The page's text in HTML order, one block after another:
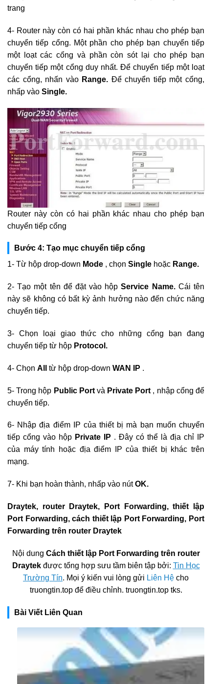
trang
4- Router này còn có hai phần khác nhau cho phép bạn
chuyển tiếp cổng. Một phần cho phép bạn chuyển tiếp
một loạt các cổng và phần còn sót lại cho phép bạn
chuyển tiếp một cổng duy nhất. Để chuyển tiếp một loạt
các cổng, nhấn vào Range. Để chuyển tiếp một cổng,
nhấp vào Single.
Router này còn có hai phần khác nhau cho phép bạn
chuyển tiếp cổng
Bước 4: Tạo mục chuyển tiếp cổng
1- Từ hộp drop-down Mode , chọn Single hoặc Range.
2- Tạo một tên để đặt vào hộpService Name. Cái tên
này sẽ không có bất kỳ ảnh hưởng nào đến chức năng
chuyển tiếp.
3- Chọn loại giao thức cho những cổng bạn đang
chuyển tiếp từ hộp Protocol.
4- Chọn All từ hộp drop-down WAN IP .
5- Trong hộp Public Port và Private Port , nhập cổng để
chuyển tiếp.
6- Nhập địa điểm IP của thiết bị mà bạn muốn chuyển
tiếp cổng vào hộp Private IP . Đây có thể là địa chỉ IP
của máy tính hoặc địa điểm IP của thiết bị khác trên
mạng.
7- Khi bạn hoàn thành, nhấp vào nútOK.
Draytek, router Draytek, Port Forwarding, thiết lập
Port Forwarding, cách thiết lập Port Forwarding, Port
Forwarding trên router Draytek
Nội dung Cách thiết lập Port Forwarding trên router
Draytekđược tổng hợp sưu tầm biên tập bởi: Tin Học
Trường Tín. Mọi ý kiến vui lòng gửi Liên Hệ cho
truongtin.top để điều chỉnh. truongtin.top tks.
Bài Viết Liên Quan